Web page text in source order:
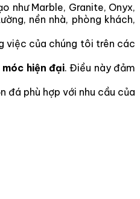
như Marble, Granite, Onyx,
nền nhà, phòng khách,
việc của chúng tôi trên các
móc hiện đại. Điều này đảm
đá phù hợp với nhu cầu của